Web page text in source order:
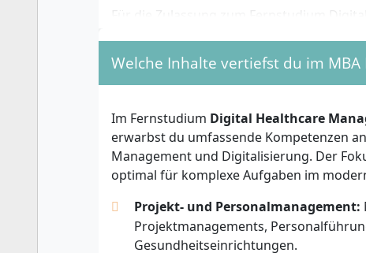
Abgeschlossenes Hochschulstudium
mindestens 180 ECTS-Punkten,
Management oder IT).
Studium & längere Berufspraxis: Je
folgende Mindestanforderungen:
Mit 180 ECTS: mindestens 3 Jahre
Mit 210 ECTS: mindestens 2 Jahre
Mit 240 ECTS: mindestens 1 Jahr
Welche Inhalte vertiefst du im
Im Fernstudium Digital Healthcare
erwarbst du umfassende Kompetenzen
Management und Digitalisierung. Der
optimal für komplexe Aufgaben im
Projekt- und Personalmanagement:
Projektmanagements,
Gesundheitseinrichtungen.